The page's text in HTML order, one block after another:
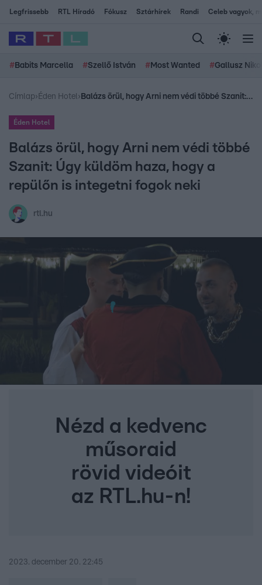
Legfrissebb RTL Híradó Fókusz Sztárhírek Randi Celeb vagyok,
# Babits Marcella #Szellő István # Most Wanted #Gallusz
Címlap› Éden Hotel› Balázs örül, hogy Arni nem védi többé Szanit: Úgy küldöm haza, hogy a repülőn is integetni fogok neki
Éden Hotel
Balázs örül, hogy Arni nem védi többé
Szanit: Úgy küldöm haza, hogy a
repülőn is integetni fogok neki
rtl.hu
Nézd a kedvenc
műsoraid
rövid videóit
az RTL.hu-n!
2023. december 20. 22:45